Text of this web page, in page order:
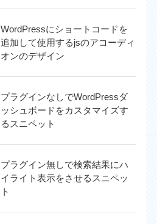
WordPressにショートコードを
追加して使用するjsのアコーディ
オンのデザイン
プラグインなしでWordPressダ
ッシュボードをカスタマイズす
るスニペット
プラグイン無しで検索結果にハ
イライト表示をさせるスニペッ
ト